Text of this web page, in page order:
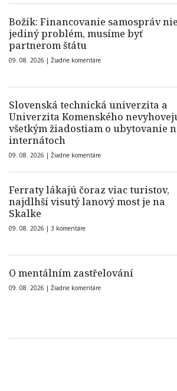
Božik: Financovanie samospráv
jediný problém, musíme byť
partnerom štátu
09. 08. 2026 | Žiadne komentáre
Slovenská technická univerzita a
Univerzita Komenského
všetkým žiadostiam o ubytovanie
internátoch
09. 08. 2026 | Žiadne komentáre
Ferraty lákajú čoraz viac turistov,
najdlhší visutý lanový most je na
Skalke
09. 08. 2026 | 3 komentáre
O mentálním zastřelování
09. 08. 2026 | Žiadne komentáre